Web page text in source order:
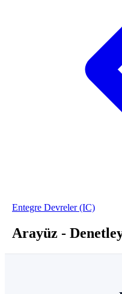
Entegre Devreler (IC)
Arayüz -